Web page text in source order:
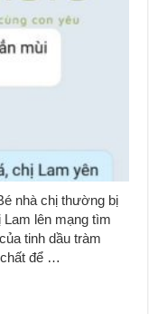
nhà chị thường bị
lên mạng tìm
tinh dầu tràm
chất để …